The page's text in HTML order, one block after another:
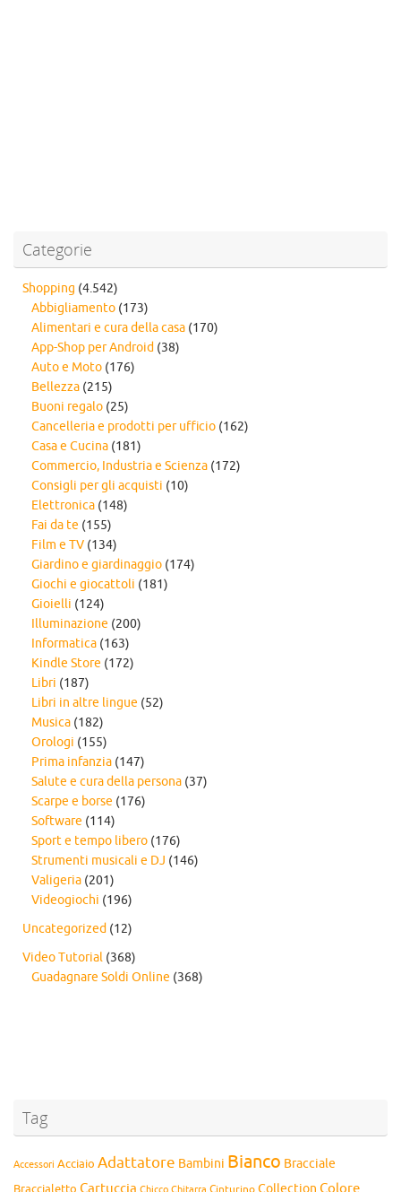
Categorie
Shopping (4.542)
Abbigliamento (173)
Alimentari e cura della casa (170)
App-Shop per Android (38)
Auto e Moto (176)
Bellezza (215)
Buoni regalo (25)
Cancelleria e prodotti per ufficio (162)
Casa e Cucina (181)
Commercio, Industria e Scienza (172)
Consigli per gli acquisti (10)
Elettronica (148)
Fai da te (155)
Film e TV (134)
Giardino e giardinaggio (174)
Giochi e giocattoli (181)
Gioielli (124)
Illuminazione (200)
Informatica (163)
Kindle Store (172)
Libri (187)
Libri in altre lingue (52)
Musica (182)
Orologi (155)
Prima infanzia (147)
Salute e cura della persona (37)
Scarpe e borse (176)
Software (114)
Sport e tempo libero (176)
Strumenti musicali e DJ (146)
Valigeria (201)
Videogiochi (196)
Uncategorized (12)
Video Tutorial (368)
Guadagnare Soldi Online (368)
Tag
Accessori Acciaio Adattatore Bambini Bianco Bracciale
Colore